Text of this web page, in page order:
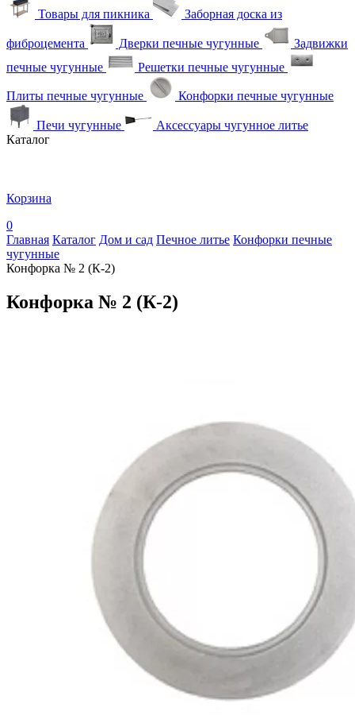
Товары для пикника Заборная доска из
фиброцемента Дверки печные чугунные
Задвижки
печные чугунные
Решетки печные чугунные
Плиты печные чугунные Конфорки печные чугунные
Печи чугунные
Аксессуары чугунное литье
Каталог
Корзина
0
Главная Каталог Дом и сад Печное литье Конфорки печные
чугунные
Конфорка № 2 (К-2)
Конфорка № 2 (К-2)